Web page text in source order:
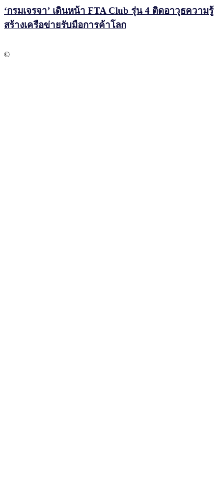
‘กรมเจรจา’ เดินหน้า FTA Club รุ่น 4 ติดอาวุธความรู้
สร้างเครือข่ายรับมือการค้าโลก
©